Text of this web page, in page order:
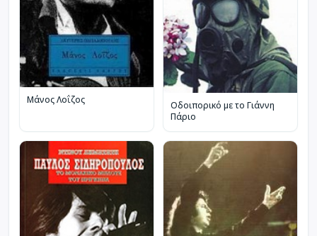
Μάνος Λοΐζος
Οδοιπορικό με το Γιάννη
Πάριο